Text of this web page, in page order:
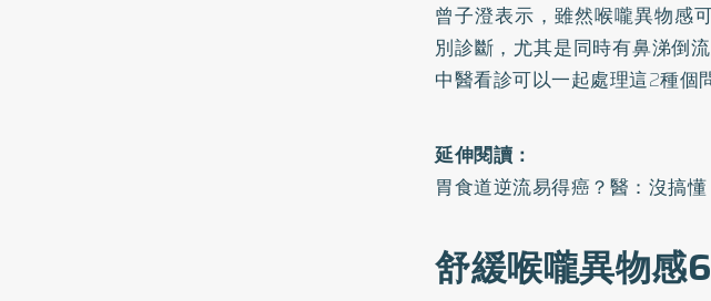
曾子澄表示，雖然喉嚨異物感
別診斷，尤其是同時有鼻涕倒
中醫看診可以一起處理這2種個
延伸閱讀：
胃食道逆流易得癌？醫：沒搞
舒緩喉嚨異物感